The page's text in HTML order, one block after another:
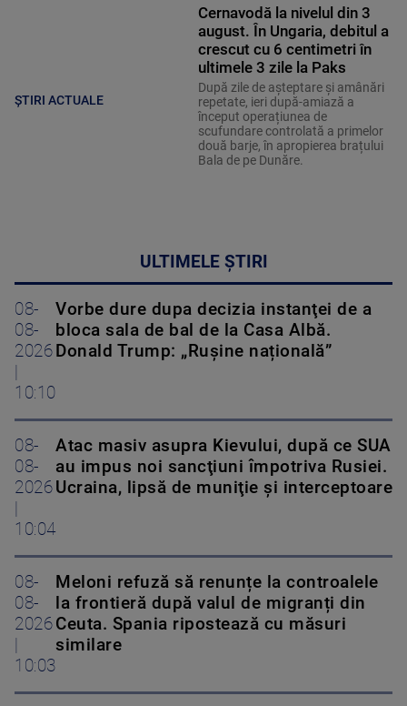
ȘTIRI ACTUALE
Cernavodă la nivelul din 3
august. În Ungaria, debitul a
crescut cu 6 centimetri în
ultimele 3 zile la Paks
După zile de așteptare și amânări
repetate, ieri după-amiază a
început operațiunea de
scufundare controlată a primelor
două barje, în apropierea brațului
Bala de pe Dunăre.
ULTIMELE ȘTIRI
08-
08-
2026
10:10
Vorbe dure dupa decizia instanţei de a
bloca sala de bal de la Casa Albă.
Donald Trump: „Rușine națională”
08-
08-
2026
10:04
Atac masiv asupra Kievului, după ce SUA
au impus noi sancţiuni împotriva Rusiei.
Ucraina, lipsă de muniţie şi interceptoare
08-
08-
2026
10:03
Meloni refuză să renunțe la controalele
la frontieră după valul de migranți din
Ceuta. Spania ripostează cu măsuri
similare